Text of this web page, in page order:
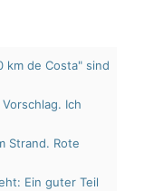
km de Costa" sind
Ich
Strand. Rote
Ein guter Teil